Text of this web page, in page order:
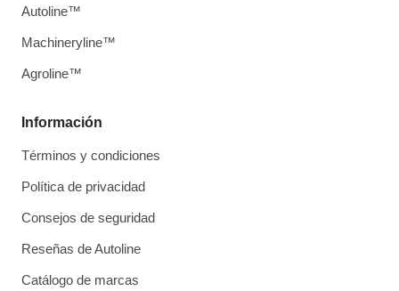
Información
Términos y condiciones
Política de privacidad
Consejos de seguridad
Reseñas de Autoline
Catálogo de marcas
Autoline™
Machineryline™
Agroline™